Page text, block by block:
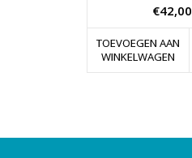
€42,00
TOEVOEGEN AAN
WINKELWAGEN